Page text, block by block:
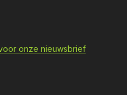
onze nieuwsbrief